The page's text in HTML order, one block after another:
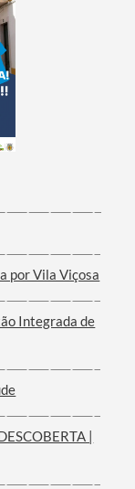
por Vila Viçosa
Integrada de
|